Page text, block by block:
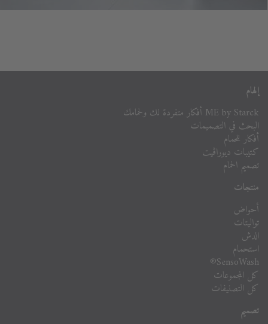
إلهام
ME by Starck أفكار متفردة لك ولحمامك
البحث في التصميمات
أفكار للحمام
كتيبات ديوراڨيت
تصميم الحمام
منتجات
أحواض
تواليتات
الدش
استحمام
SensoWash®
كل المجموعات
كل التصنيفات
تصميم